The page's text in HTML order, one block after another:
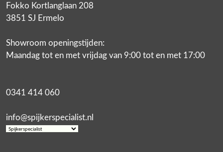
Fokko Kortlanglaan 208
3851 SJ Ermelo
Showroom openingstijden:
Maandag tot en met vrijdag van 9:00 tot en met 17:00
0341 414 060
info@spijkerspecialist.nl